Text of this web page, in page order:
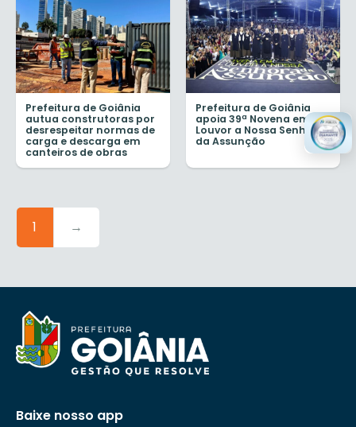
Prefeitura de Goiânia
autua construtoras por
desrespeitar normas de
carga e descarga em
canteiros de obras
Prefeitura de Goiânia
apoia 39ª Novena em
Louvor a Nossa Senhora
da Assunção
1 →
Baixe nosso app